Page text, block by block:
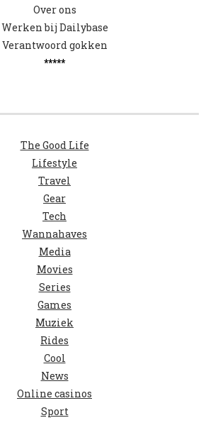
Over ons
Werken bij Dailybase
Verantwoord gokken
*****
The Good Life
Lifestyle
Travel
Gear
Tech
Wannahaves
Media
Movies
Series
Games
Muziek
Rides
Cool
News
Online casinos
Sport